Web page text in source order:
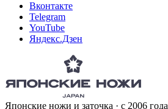
Вконтакте
Telegram
YouTube
Яндекс.Дзен
Японские ножи и заточка · с 2006 года